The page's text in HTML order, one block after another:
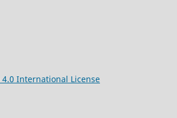
International License